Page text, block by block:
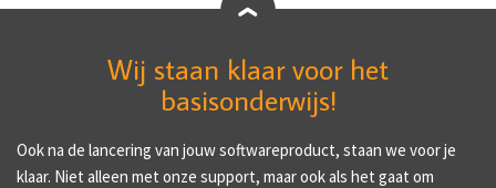
Wij staan klaar voor het
basisonderwijs!
Ook na de lancering van jouw softwareproduct, staan we voor je
klaar. Niet alleen met onze support, maar ook als het gaat om